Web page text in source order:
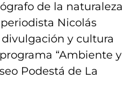
de la naturaleza
Nicolás
divulgación y cultura
“Ambiente y
Podestá de La